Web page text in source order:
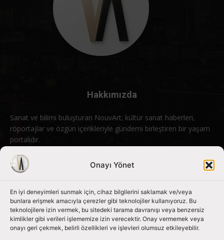
Onayı Yönet
En iyi deneyimleri sunmak için, cihaz bilgilerini saklamak ve/veya
bunlara erişmek amacıyla çerezler gibi teknolojiler kullanıyoruz. Bu
teknolojilere izin vermek, bu sitedeki tarama davranışı veya benzersiz
kimlikler gibi verileri işlememize izin verecektir. Onay vermemek veya
onayı geri çekmek, belirli özellikleri ve işlevleri olumsuz etkileyebilir.
Hakkımızda
Sanat ve bilimi buluşturan NouvArt; kültür sanat haberleri,
röportajlar ve özgün içerikleriyle gündemi birleştiren bir yaşam
portalıdır.
Bizimle iletişime geçin: info@nouvart.net
Bizi Takip Edin